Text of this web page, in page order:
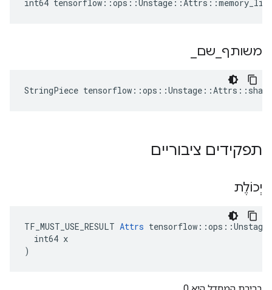
int64
משותף שם
StringPiece
תפקידים ציבוריים
יְכוֹלֶת
TF_MUST_USE_RESULT Attrs
  int64 x
)